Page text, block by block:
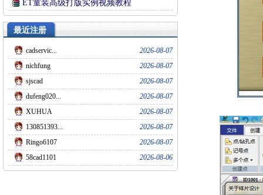
ET童装高级打版实例视频教程
最近注册
2026-08-07
cadservic...
2026-08-07
nichfung
2026-08-07
sjscad
2026-08-07
dufeng020...
2026-08-07
XUHUA
2026-08-07
130851393...
2026-08-07
Ringo6107
2026-08-06
58cad1101